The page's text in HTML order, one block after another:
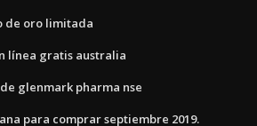
de oro limitada
línea gratis australia
glenmark pharma nse
para comprar septiembre 2019.